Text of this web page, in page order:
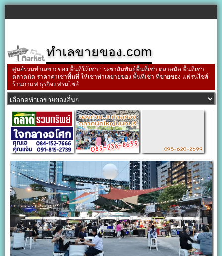
ทำเลขายของ.com
ศูนย์รวมทำเลขายของ พื้นที่ให้เช่า ประชาสัมพันธ์พื้นที่เช่า ตลาดนัด พื้นที่เช่า
ตลาดนัด ราคาค่าเช่าพื้นที่ ให้เช่าทำเลขายของ พื้นที่เช่า ที่ขายของ แฟรนไชส์
ร้านกาแฟ ธุรกิจแฟรนไชส์